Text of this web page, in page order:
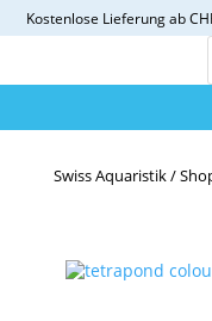
Kostenlose Lieferung ab
Swiss Aquaristik/